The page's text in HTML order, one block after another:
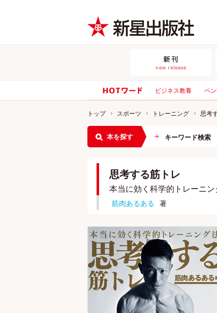
ビジネス教養 ペ
トップ スポーツ トレーニング 思考
本を探す キーワード検索
思考する筋トレ
本当に効く科学的トレーニン
筋肉あるある 著